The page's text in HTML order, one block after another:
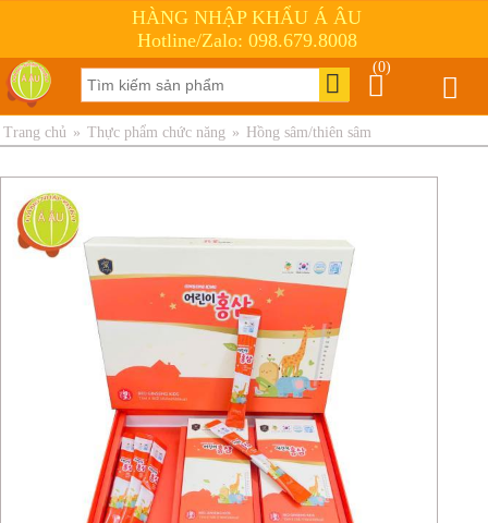
HÀNG NHẬP KHẨU Á ÂU
Hotline/Zalo: 098.679.8008
(0)
Trang chủ » Thực phẩm chức năng » Hồng sâm/thiên sâm